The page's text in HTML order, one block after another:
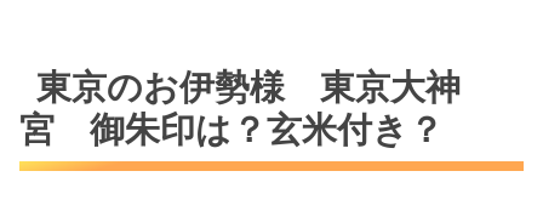
東京のお伊勢様 東京大神
宮 御朱印は？玄米付き？